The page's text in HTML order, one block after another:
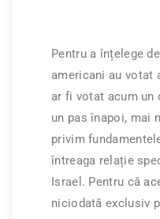
Pentru a înțelege
americani au votat
ar fi votat acum un
un pas înapoi, mai
privim
întreaga relație
Israel. Pentru că
niciodată exclusiv